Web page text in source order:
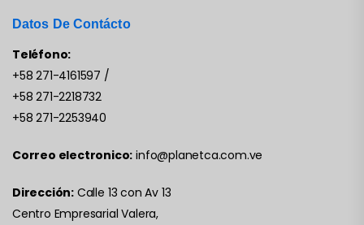
Datos De Contácto
Teléfono:
+58 271-4161597 /
+58 271-2218732
+58 271-2253940
Correo electronico: info@planetca.com.ve
Dirección: Calle 13 con Av 13
Centro Empresarial Valera,